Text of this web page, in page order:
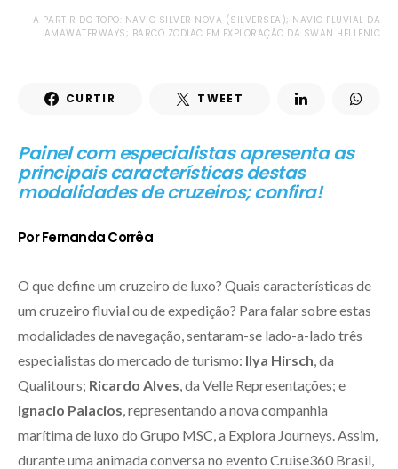
A PARTIR DO TOPO: NAVIO SILVER NOVA (SILVERSEA); NAVIO FLUVIAL DA
AMAWATERWAYS; BARCO ZODIAC EM EXPLORAÇÃO DA SWAN HELLENIC
CURTIR TWEET
Painel com especialistas apresenta as
principais características destas
modalidades de cruzeiros; confira!
Por Fernanda Corrêa
O que define um cruzeiro de luxo? Quais características de
um cruzeiro fluvial ou de expedição? Para falar sobre estas
modalidades de navegação, sentaram-se lado-a-lado três
especialistas do mercado de turismo: Ilya Hirsch , da
Qualitours; Ricardo Alves , da Velle Representações; e
Ignacio Palacios , representando a nova companhia
marítima de luxo do Grupo MSC, a Explora Journeys. Assim,
durante uma animada conversa no evento Cruise360 Brasil,